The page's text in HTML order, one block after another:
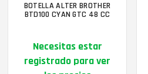
BOTELLA ALTER BROTHER
BTD100 CYAN GTC 48 CC
Necesitas estar
registrado para ver